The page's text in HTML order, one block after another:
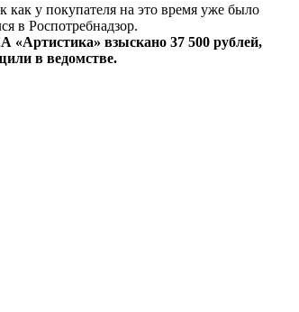
у покупателя на это время уже было
в Роспотребнадзор.
«Артистика» взыскано 37 500 рублей,
в ведомстве.